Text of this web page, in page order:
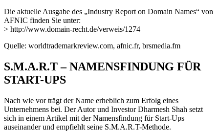
Die aktuelle Ausgabe des „Industry Report on Domain Names“ von
AFNIC finden Sie unter:
> http://www.domain-recht.de/verweis/1274
Quelle: worldtrademarkreview.com, afnic.fr, brsmedia.fm
S.M.A.R.T – NAMENSFINDUNG FÜR
START-UPS
Nach wie vor trägt der Name erheblich zum Erfolg eines
Unternehmens bei. Der Autor und Investor Dharmesh Shah setzt
sich in einem Artikel mit der Namensfindung für Start-Ups
auseinander und empfiehlt seine S.M.A.R.T-Methode.